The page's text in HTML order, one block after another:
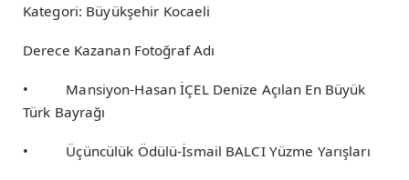
Kategori: Büyükşehir Kocaeli
Derece Kazanan Fotoğraf Adı
• Mansiyon-Hasan İÇEL Denize Açılan En Büyük
Türk Bayrağı
• Üçüncülük Ödülü-İsmail BALCI Yüzme Yarışları